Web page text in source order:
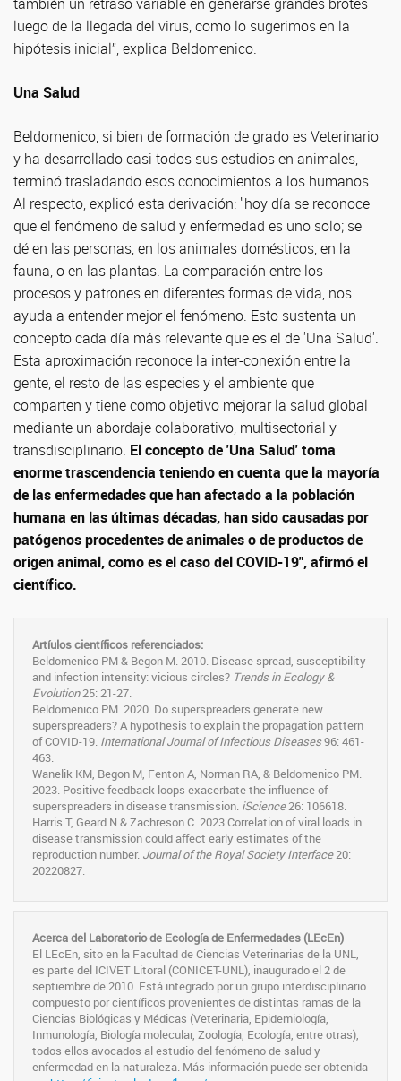
luego de la llegada del virus, como lo sugerimos en la
hipótesis inicial”, explica Beldomenico.
Una Salud
Beldomenico, si bien de formación de grado es Veterinario
y ha desarrollado casi todos sus estudios en animales,
terminó trasladando esos conocimientos a los humanos.
Al respecto, explicó esta derivación: "hoy día se reconoce
que el fenómeno de salud y enfermedad es uno solo; se
dé en las personas, en los animales domésticos, en la
fauna, o en las plantas. La comparación entre los
procesos y patrones en diferentes formas de vida, nos
ayuda a entender mejor el fenómeno. Esto sustenta un
concepto cada día más relevante que es el de 'Una Salud'.
Esta aproximación reconoce la inter-conexión entre la
gente, el resto de las especies y el ambiente que
comparten y tiene como objetivo mejorar la salud global
mediante un abordaje colaborativo, multisectorial y
transdisciplinario. El concepto de 'Una Salud' toma
enorme trascendencia teniendo en cuenta que la mayoría
de las enfermedades que han afectado a la población
humana en las últimas décadas, han sido causadas por
patógenos procedentes de animales o de productos de
origen animal, como es el caso del COVID-19", afirmó el
científico.
Artíulos científicos referenciados:
Beldomenico PM & Begon M. 2010. Disease spread, susceptibility
and infection intensity: vicious circles? Trends in Ecology &
Evolution25: 21-27.
Beldomenico PM. 2020. Do superspreaders generate new
superspreaders? A hypothesis to explain the propagation pattern
of COVID-19. International Journal of Infectious Diseases96: 461-
463.
Wanelik KM, Begon M, Fenton A, Norman RA, & Beldomenico PM.
2023. Positive feedback loops exacerbate the influence of
superspreaders in disease transmission. iScience26: 106618.
Harris T, Geard N & Zachreson C. 2023 Correlation of viral loads in
disease transmission could affect early estimates of the
reproduction number. Journal of the Royal Society Interface20:
20220827.
Acerca del Laboratorio de Ecología de Enfermedades (LEcEn)
El LEcEn, sito en la Facultad de Ciencias Veterinarias de la UNL,
es parte del ICIVET Litoral (CONICET-UNL), inaugurado el 2 de
septiembre de 2010. Está integrado por un grupo interdisciplinario
compuesto por científicos provenientes de distintas ramas de la
Ciencias Biológicas y Médicas (Veterinaria, Epidemiología,
Inmunología, Biología molecular, Zoología, Ecología, entre otras),
todos ellos avocados al estudio del fenómeno de salud y
enfermedad en la naturaleza. Más información puede ser obtenida